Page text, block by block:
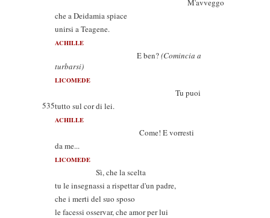
M'avveggo
che a Deidamia spiace
unirsi a Teagene.
ACHILLE
E ben?(Comincia a
turbarsi)
LICOMEDE
Tu puoi
535tutto sul cor di lei.
ACHILLE
Come! E vorresti
da me...
LICOMEDE
Sì, che la scelta
tu le insegnassi a rispettar d'un padre,
che i merti del suo sposo
le facessi osservar, che amor per lui